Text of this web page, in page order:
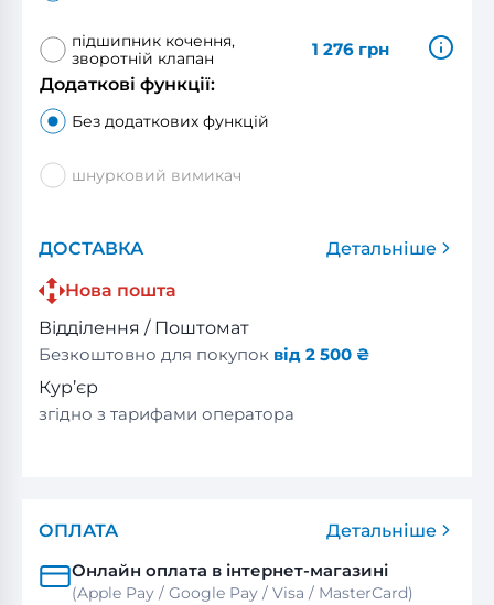
підшипник кочення,
зворотній клапан
1 276 грн
Додаткові функції:
Без додаткових функцій
шнурковий вимикач
ДОСТАВКА
Детальніше
Нова пошта
Відділення / Поштомат
Безкоштовно для покупок від 2 500 ₴
Кур’єр
згідно з тарифами оператора
ОПЛАТА
Детальніше
Онлайн оплата в інтернет-магазині
(Apple Pay / Google Pay / Visa / MasterСard)